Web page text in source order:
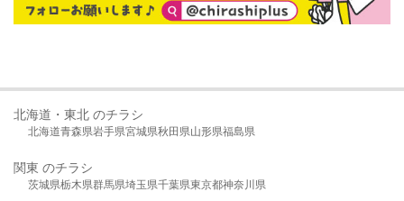
北海道・東北 のチラシ
北海道青森県岩手県宮城県秋田県山形県福島県
関東 のチラシ
茨城県栃木県群馬県埼玉県千葉県東京都神奈川県